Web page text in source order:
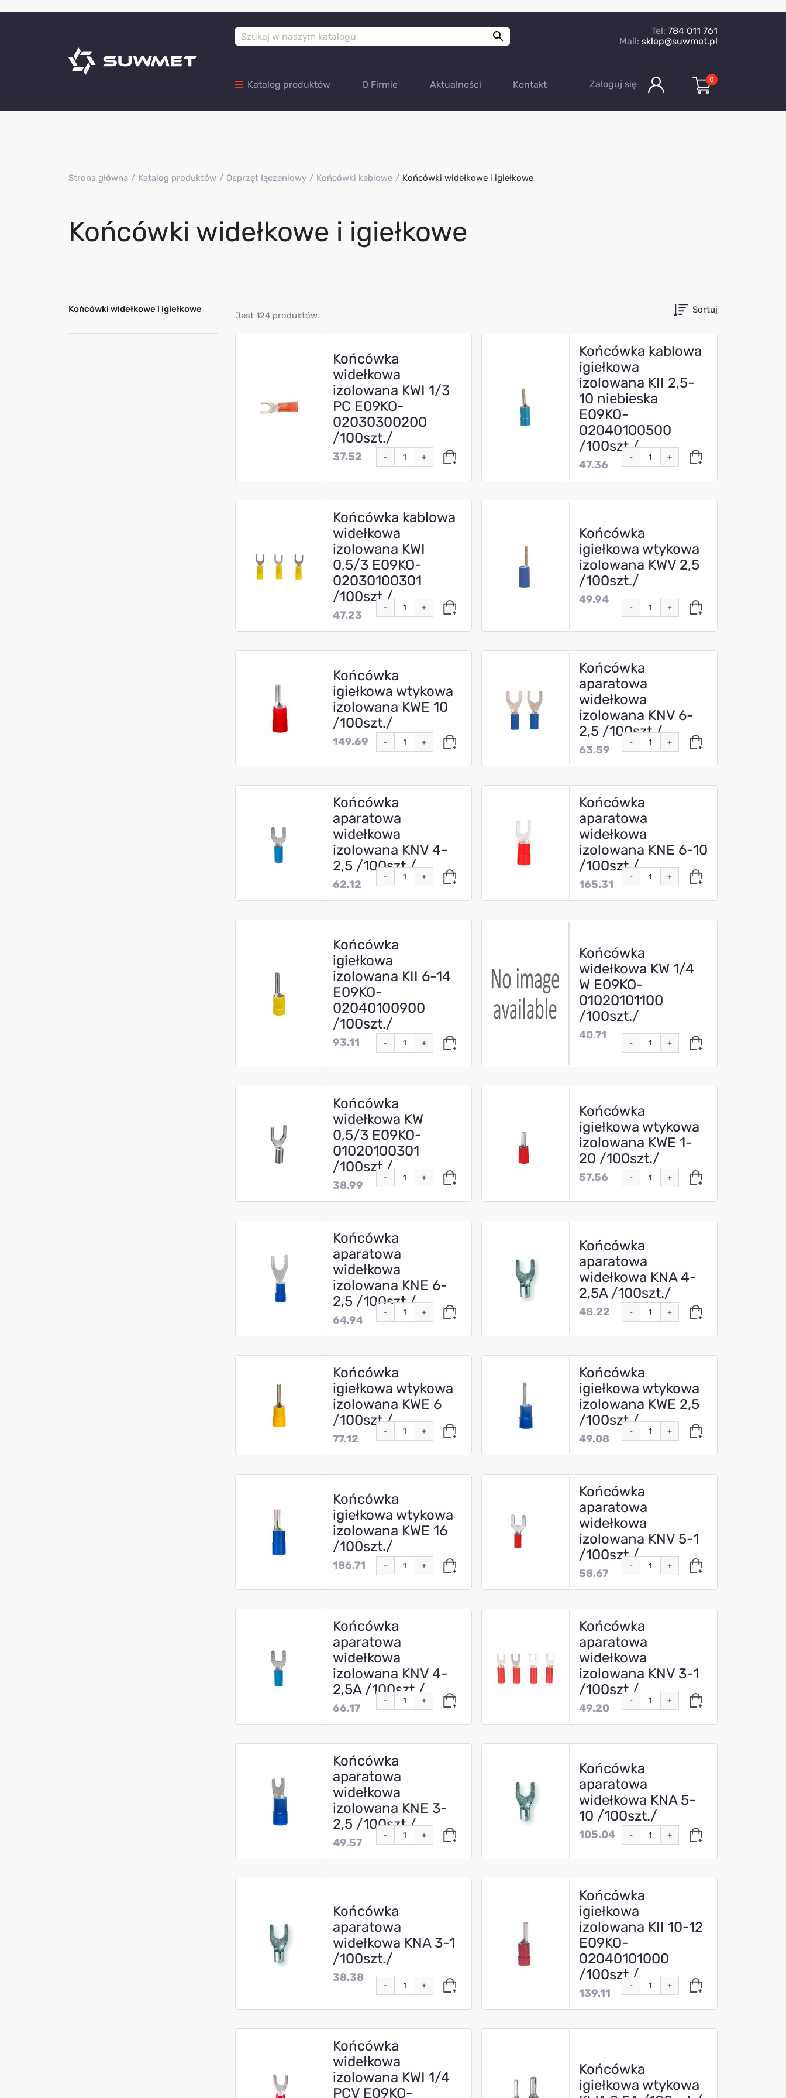
 Tel: 784 011 761
Mail: sklep@suwmet.pl
Katalog produktów O Firmie Aktualności Kontakt Zaloguj się 0
Strona główna Katalog produktów Osprzęt łączeniowy Końcówki kablowe Końcówki widełkowe i igiełkowe
Końcówki widełkowe i igiełkowe
Końcówki widełkowe i igiełkowe
Jest 124 produktów.
Sortuj
Końcówka
widełkowa
izolowana KWI 1/3
PC E09KO-
02030300200
/100szt./
37.52 - +
Końcówka kablowa
igiełkowa
izolowana KII 2,5-
10 niebieska
E09KO-
02040100500
/100szt./
47.36
- +
Końcówka kablowa
widełkowa
izolowana KWI
0,5/3 E09KO-
02030100301
/100szt./
47.23
- +
Końcówka
igiełkowa wtykowa
izolowana KWV 2,5
/100szt./
49.94
- +
Końcówka
igiełkowa wtykowa
izolowana KWE 10
/100szt./
149.69 - +
Końcówka
aparatowa
widełkowa
izolowana KNV 6-
2,5 /100szt./
63.59
- +
Końcówka
aparatowa
widełkowa
izolowana KNV 4-
2,5 /100szt./
62.12
- +
Końcówka
aparatowa
widełkowa
izolowana KNE 6-10
/100szt./
165.31
- +
Końcówka
igiełkowa
izolowana KII 6-14
E09KO-
02040100900
/100szt./
93.11 - +
Końcówka
widełkowa KW 1/4
W E09KO-
01020101100
/100szt./
40.71
- +
Końcówka
widełkowa KW
0,5/3 E09KO-
01020100301
/100szt./
38.99
- +
Końcówka
igiełkowa wtykowa
izolowana KWE 1-
20 /100szt./
57.56 - +
Końcówka
aparatowa
widełkowa
izolowana KNE 6-
2,5 /100szt./
64.94
- +
Końcówka
aparatowa
widełkowa KNA 4-
2,5A /100szt./
48.22 - +
Końcówka
igiełkowa wtykowa
izolowana KWE 6
/100szt./
77.12
- +
Końcówka
igiełkowa wtykowa
izolowana KWE 2,5
/100szt./
49.08
- +
Końcówka
igiełkowa wtykowa
izolowana KWE 16
/100szt./
186.71 - +
Końcówka
aparatowa
widełkowa
izolowana KNV 5-1
/100szt./
58.67
- +
Końcówka
aparatowa
widełkowa
izolowana KNV 4-
2,5A /100szt./
66.17
- +
Końcówka
aparatowa
widełkowa
izolowana KNV 3-1
/100szt./
49.20
- +
Końcówka
aparatowa
widełkowa
izolowana KNE 3-
2,5 /100szt./
49.57
- +
Końcówka
aparatowa
widełkowa KNA 5-
10 /100szt./
105.04 - +
Końcówka
aparatowa
widełkowa KNA 3-1
/100szt./
38.38
- +
Końcówka
igiełkowa
izolowana KII 10-12
E09KO-
02040101000
/100szt./
139.11
- +
Końcówka
widełkowa
izolowana KWI 1/4
PCV E09KO-
Końcówka
igiełkowa wtykowa